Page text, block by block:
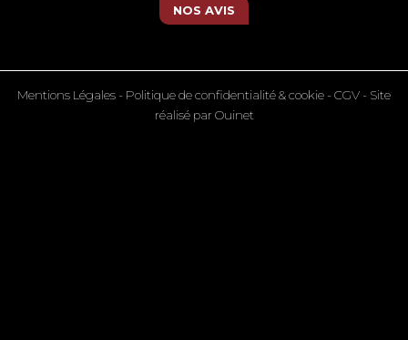
NOS AVIS
Mentions Légales - Politique de confidentialité & cookie -CGV - Site
réalisé parOuinet